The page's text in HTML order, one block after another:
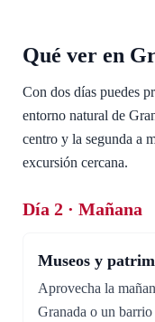
Qué ver en
Con dos días puedes
entorno natural de
centro y la segunda a
excursión cercana.
Día 2 · Mañana
Museos y
Aprovecha la
Granada o un